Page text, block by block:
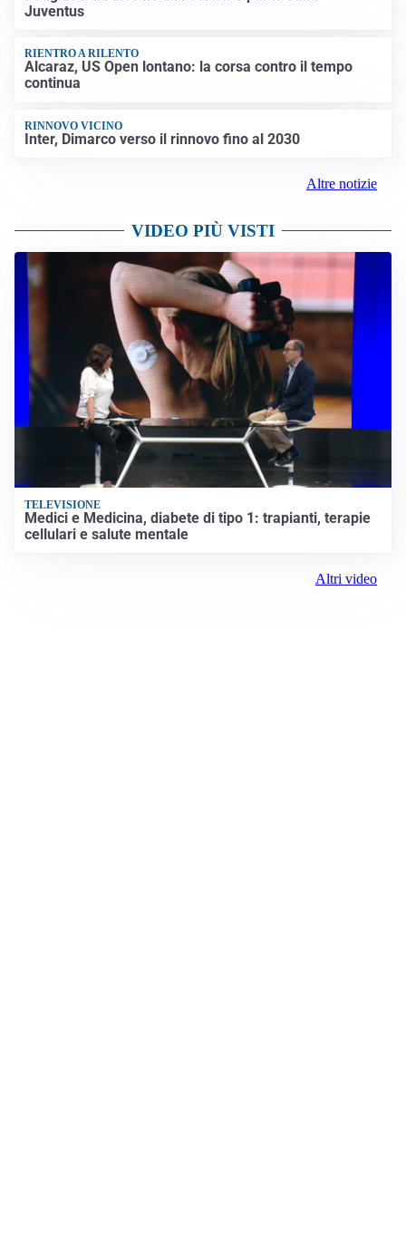
Juventus
RIENTRO A RILENTO
Alcaraz, US Open lontano: la corsa contro il tempo
continua
RINNOVO VICINO
Inter, Dimarco verso il rinnovo fino al 2030
Altre notizie
VIDEO PIÙ VISTI
TELEVISIONE
Medici e Medicina, diabete di tipo 1: trapianti, terapie
cellulari e salute mentale
Altri video